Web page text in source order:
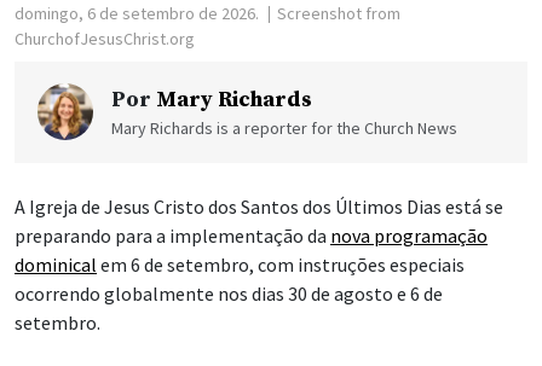
domingo, 6 de setembro de 2026.
Screenshot from
ChurchofJesusChrist.org
Por Mary Richards
Mary Richards is a reporter for the Church News
A Igreja de Jesus Cristo dos Santos dos Últimos Dias está se
preparando para a implementação da nova programação
dominical em 6 de setembro, com instruções especiais
ocorrendo globalmente nos dias 30 de agosto e 6 de
setembro.